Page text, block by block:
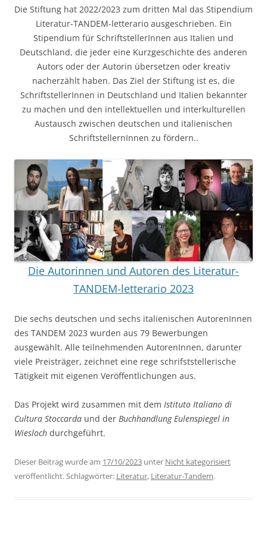
Die Stiftung hat 2022/2023 zum dritten Mal das Stipendium
Literatur-TANDEM-letterario ausgeschrieben. Ein
Stipendium für SchriftstellerInnen aus Italien und
Deutschland, die jeder eine Kurzgeschichte des anderen
Autors oder der Autorin übersetzen oder kreativ
nacherzählt haben. Das Ziel der Stiftung ist es, die
SchriftstellerInnen in Deutschland und Italien bekannter
zu machen und den intellektuellen und interkulturellen
Austausch zwischen deutschen und italienischen
SchriftstellernInnen zu fördern..
Die Autorinnen und Autoren des Literatur-
TANDEM-letterario 2023
Die sechs deutschen und sechs italienischen AutorenInnen
des TANDEM 2023 wurden aus 79 Bewerbungen
ausgewählt. Alle teilnehmenden AutorenInnen, darunter
viele Preisträger, zeichnet eine rege schrifststellerische
Tätigkeit mit eigenen Veröffentlichungen aus.
­Das Projekt wird zusammen mit dem Istituto Italiano di
Cultura Stoccarda und der Buchhandlung Eulenspiegel in
Wiesloch durchgeführt.
Dieser Beitrag wurde am 17/10/2023 unter Nicht kategorisiert
veröffentlicht. Schlagwörter: Literatur, Literatur-Tandem.